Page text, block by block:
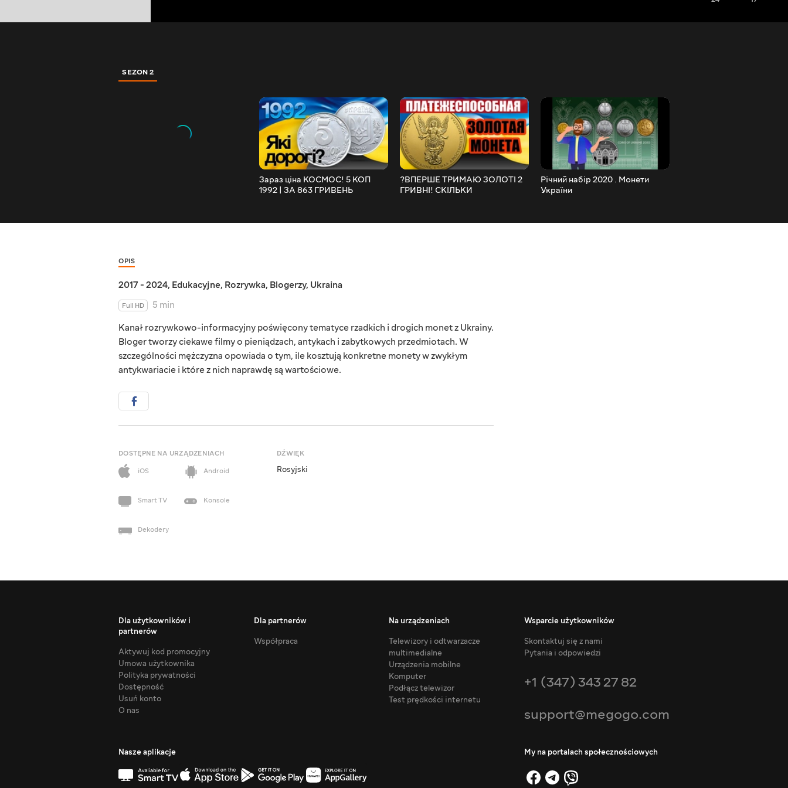
SEZON 2
Зараз ціна КОСМОС! 5 КОП
1992 | ЗА 863 ГРИВЕНЬ
?ВПЕРШЕ ТРИМАЮ ЗОЛОТІ 2
ГРИВНІ! СКІЛЬКИ
Річний набір 2020 . Монети
України
OPIS
2017 - 2024, Edukacyjne, Rozrywka, Blogerzy, Ukraina
Full HD
5 min
Kanał rozrywkowo-informacyjny poświęcony tematyce rzadkich i drogich monet z Ukrainy.
Bloger tworzy ciekawe filmy o pieniądzach, antykach i zabytkowych przedmiotach. W
szczególności mężczyzna opowiada o tym, ile kosztują konkretne monety w zwykłym
antykwariacie i które z nich naprawdę są wartościowe.
DOSTĘPNE NA URZĄDZENIACH
iOS
Android
Smart TV Konsole
Dekodery
DŹWIĘK
Rosyjski
Dla użytkowników i
partnerów
Aktywuj kod promocyjny
Umowa użytkownika
Polityka prywatności
Dostępność
Usuń konto
O nas
Dla partnerów
Współpraca
Na urządzeniach
Telewizory i odtwarzacze
multimedialne
Urządzenia mobilne
Komputer
Podłącz telewizor
Test prędkości internetu
Wsparcie użytkowników
Skontaktuj się z nami
Pytania i odpowiedzi
+1 (347) 343 27 82
support@megogo.com
Nasze aplikacje My na portalach społecznościowych